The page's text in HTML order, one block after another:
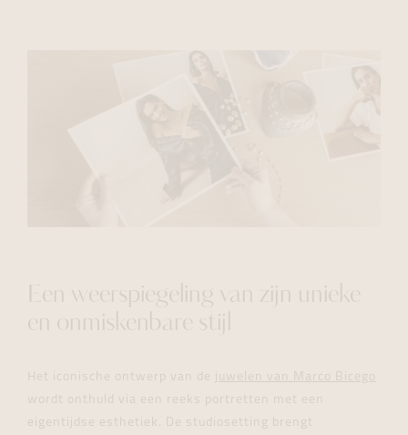
Een weerspiegeling van zijn unieke
en onmiskenbare stijl
Het iconische ontwerp van de juwelen van Marco Bicego
wordt onthuld via een reeks portretten met een
eigentijdse esthetiek. De studiosetting brengt